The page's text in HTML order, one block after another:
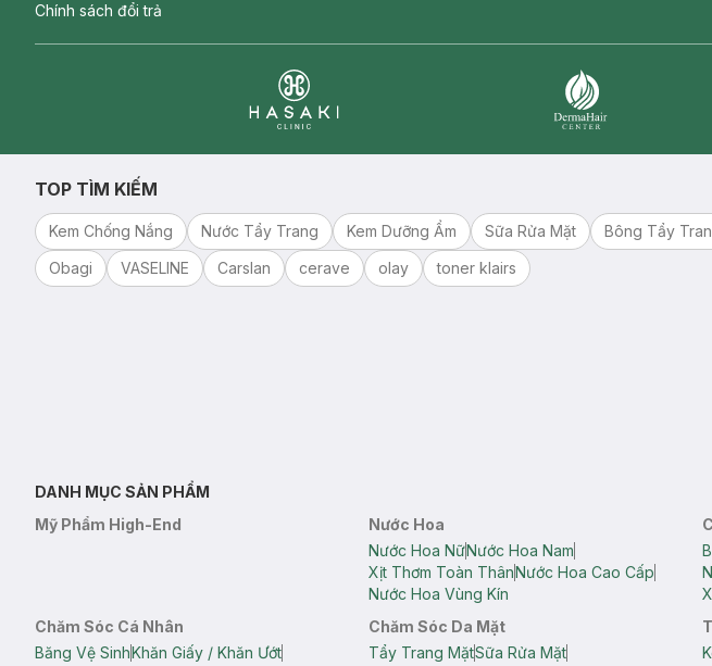
Chính sách đổi trả
TOP TÌM KIẾM
Kem Chống Nắng Nước Tẩy Trang Kem Dưỡng Ẩm Sữa Rửa Mặt Bông Tẩy
Obagi
VASELINE Carslan cerave olay toner klairs
DANH MỤC SẢN PHẨM
Mỹ Phẩm High-End
Nước Hoa
Nước Hoa NữNước Hoa Nam
Xịt Thơm Toàn ThânNước Hoa Cao Cấp
Nước Hoa Vùng Kín
Chăm Sóc Cá Nhân
Băng Vệ SinhKhăn Giấy / Khăn Ướt
Chăm Sóc Da Mặt
Tẩy Trang MặtSữa Rửa Mặt